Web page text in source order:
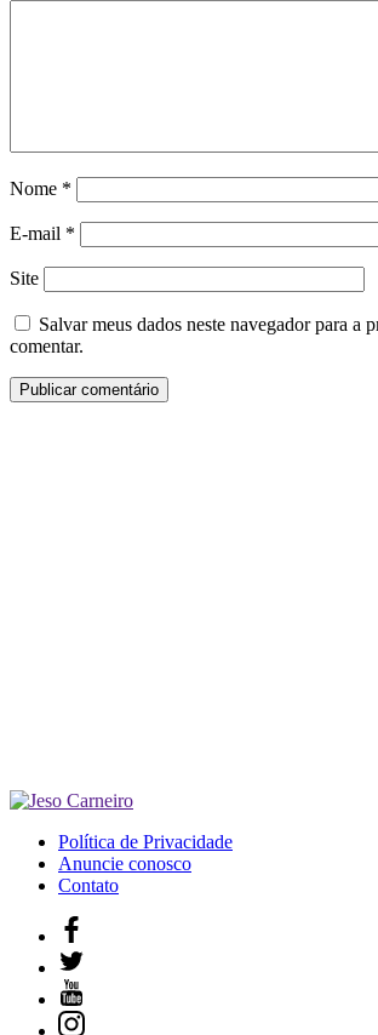
Nome *
E-mail *
Site
Salvar meus dados neste navegador para a
comentar.
Política de Privacidade
Anuncie conosco
Contato